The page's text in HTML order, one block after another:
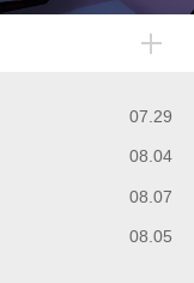
07.29
08.04
08.07
08.05